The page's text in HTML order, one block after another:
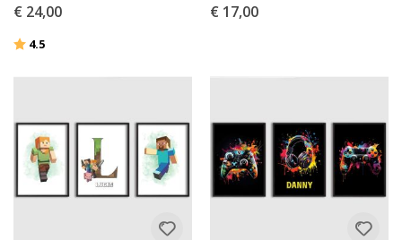
€ 24,00
Beoordeling:
4.5
€ 17,00